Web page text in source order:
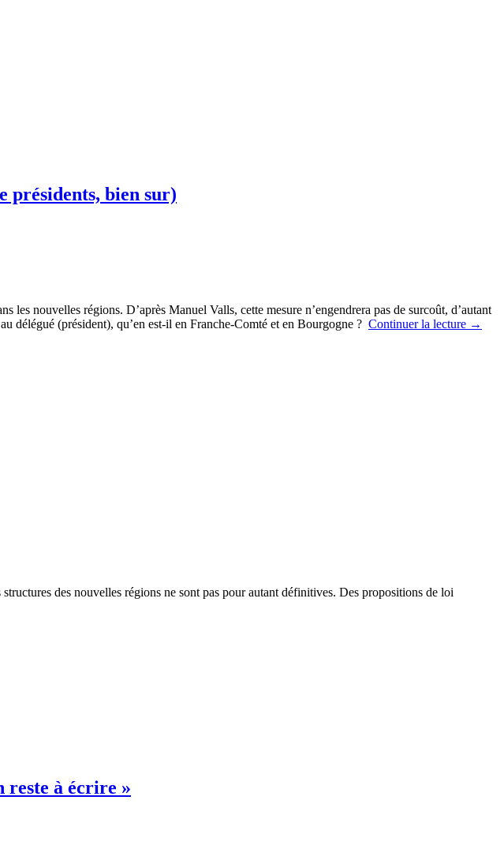
présidents, bien sur)
nouvelles régions. D’après Manuel Valls, cette mesure n’engendrera pas de surcoût, d’autant
délégué (président), qu’en est-il en Franche-Comté et en Bourgogne ? Continuer la lecture →
structures des nouvelles régions ne sont pas pour autant définitives. Des propositions de loi
reste à écrire »